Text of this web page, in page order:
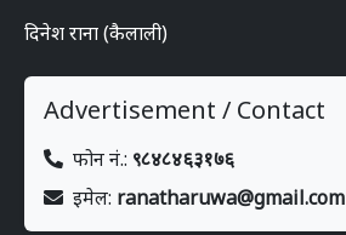
दिनेश राना (कैलाली)
Advertisement / Contact
फोन नं.: ९८४८४६३१७६
इमेल: ranatharuwa@gmail.com